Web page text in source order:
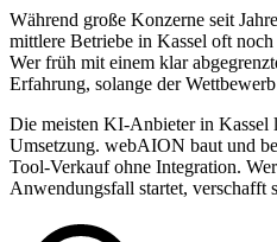
Während große Konzerne seit
mittlere Betriebe in Kassel oft
Wer früh mit einem klar
Erfahrung, solange der
Die meisten KI-Anbieter in Kassel
Umsetzung. webAION baut und
Tool-Verkauf ohne Integration.
Anwendungsfall startet, verschafft